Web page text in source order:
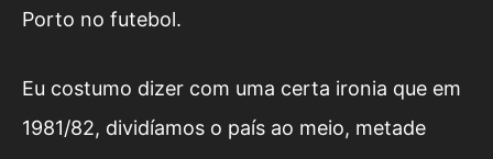
Porto no futebol.
Eu costumo dizer com uma certa ironia que em
1981/82, dividíamos o país ao meio, metade